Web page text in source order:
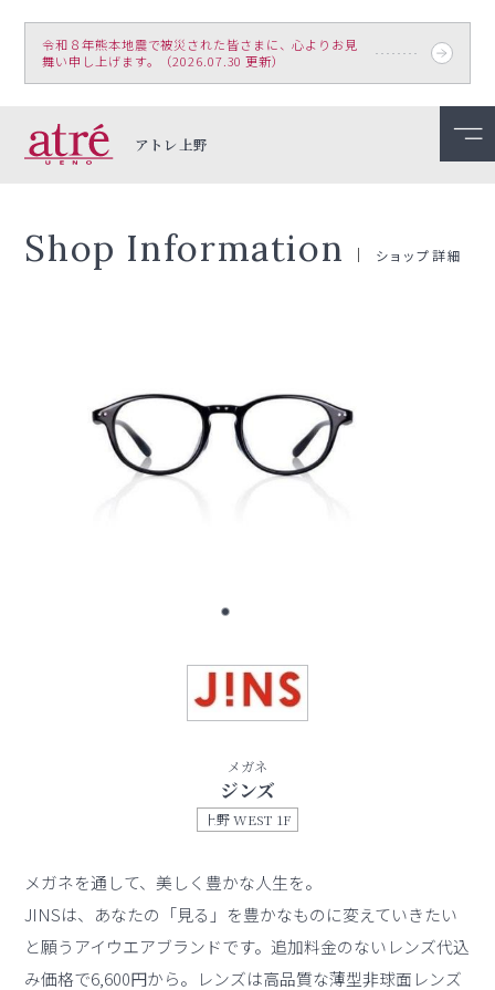
令和８年熊本地震で被災された皆さまに、心よりお見
舞い申し上げます。（2026.07.30 更新）
アトレ上野
Shop Information ショップ詳細
メガネ
ジンズ
上野 WEST 1F
メガネを通して、美しく豊かな人生を。
JINSは、あなたの「見る」を豊かなものに変えていきたい
と願うアイウエアブランドです。追加料金のないレンズ代込
み価格で6,600円から。レンズは高品質な薄型非球面レンズ